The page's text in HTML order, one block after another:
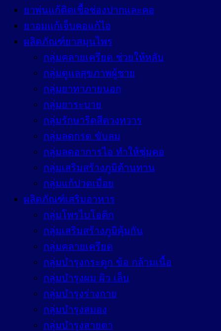
ยาพ่นแก้ติดเชื้อช่องปากและคอ
ยาอมแก้เจ็บคอแก้ไอ
ผลิตภัณฑ์ยาสมุนไพร
กลุ่มคลายเครียด ช่วยให้หลับ
กลุ่มดูแลสุขภาพผู้ชาย
กลุ่มยาทาภายนอก
กลุ่มยาระบาย
กลุ่มรักษาริดสีดวงทวาร
กลุ่มลดกรด ขับลม
กลุ่มลดอาการไอ ทำให้ชุ่มคอ
กลุ่มเสริมสร้างภูมิต้านทาน
กลุ่มแก้ปวดเมื่อย
ผลิตภัณฑ์เสริมอาหาร
กลุ่มโพรไบโอติก
กลุ่มเสริมสร้างภูมิคุ้มกัน
กลุ่มคลายเครียด
กลุ่มบำรุงกระดูก ข้อ กล้ามเนื้อ
กลุ่มบำรุงผม ผิว เล็บ
กลุ่มบำรุงร่างกาย
กลุ่มบำรุงสมอง
กลุ่มบำรุงสายตา